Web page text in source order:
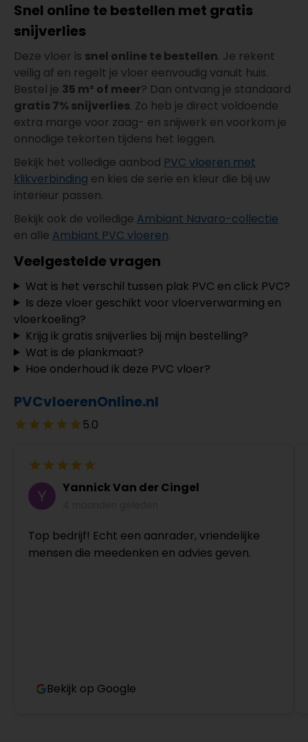
Snel online te bestellen met gratis
snijverlies
Deze vloer is snel online te bestellen. Je rekent
veilig af en regelt je vloer eenvoudig vanuit huis.
Bestel je 35 m² of meer? Dan ontvang je standaard
gratis 7% snijverlies. Zo heb je direct voldoende
extra marge voor zaag- en snijwerk en voorkom je
onnodige tekorten tijdens het leggen.
Bekijk het volledige aanbod PVC vloeren met
klikverbinding en kies de serie en kleur die bij uw
interieur passen.
Bekijk ook de volledige Ambiant Navaro-collectie
en alle Ambiant PVC vloeren.
Veelgestelde vragen
Wat is het verschil tussen plak PVC en click PVC?
Is deze vloer geschikt voor vloerverwarming en
vloerkoeling?
Krijg ik gratis snijverlies bij mijn bestelling?
Wat is de plankmaat?
Hoe onderhoud ik deze PVC vloer?
PVCvloerenOnline.nl
5.0
Yannick Van der Cingel
Top bedrijf! Echt een aanrader, vriendelijke
mensen die meedenken en advies geven.
Bekijk op Google